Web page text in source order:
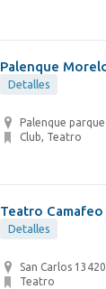
Palenque
Detalles
Palenque
Club, Teatro
Teatro Camafeo
Detalles
San Carlos
Teatro